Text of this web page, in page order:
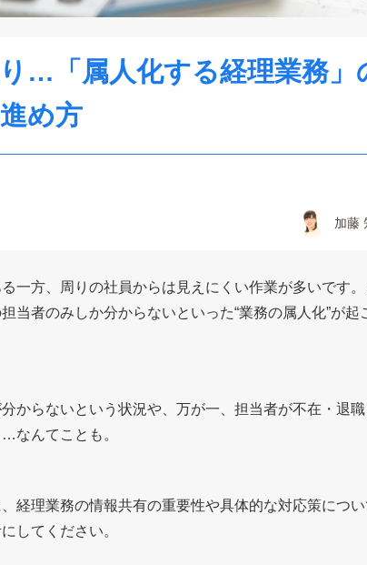
…「属人化する経理業務」
め方
加藤
一方、周りの社員からは見えにくい作業が多いです。
当者のみしか分からないといった“業務の属人化”が起
からないという状況や、万が一、担当者が不在・退
なんてことも。
経理業務の情報共有の重要性や具体的な対応策につい
してください。